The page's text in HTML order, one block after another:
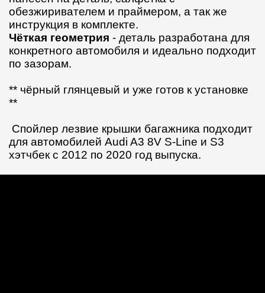
обезжиривателем и праймером, а так же
инструкция в комплекте.
Чёткая геометрия - деталь разработана для
конкретного автомобиля и идеально подходит
по зазорам.
** чёрный глянцевый и уже готов к установке
**
Спойлер лезвие крышки багажника подходит
для автомобилей Audi A3 8V S-Line и S3
хэтчбек с 2012 по 2020 год выпуска.